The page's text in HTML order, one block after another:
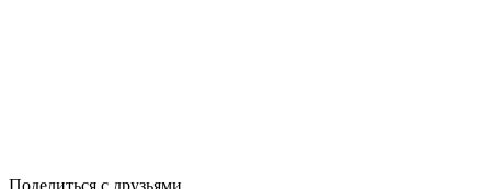
Поделиться с друзьями